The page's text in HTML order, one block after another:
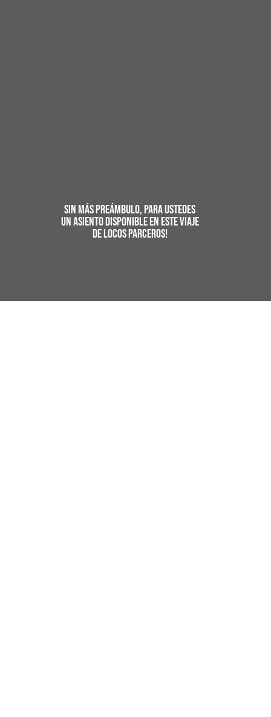
SIN MÁS PREÁMBULO, PARA USTEDES
UN ASIENTO DISPONIBLE EN ESTE VIAJE
DE LOCOS PARCEROS!